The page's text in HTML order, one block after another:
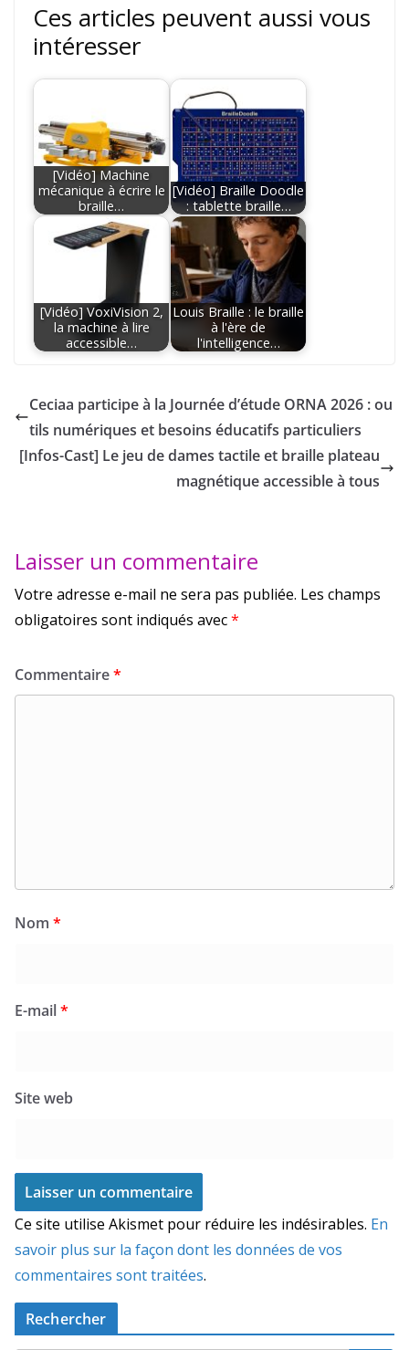
Ces articles peuvent aussi vous
intéresser
[Vidéo] Machine
mécanique à écrire le
braille…
[Vidéo] Braille Doodle
: tablette braille…
[Vidéo] VoxiVision 2,
la machine à lire
accessible…
Louis Braille : le braille
à l'ère de
l'intelligence…
Ceciaa participe à la Journée d’étude ORNA 2026 : ou
tils numériques et besoins éducatifs particuliers
[Infos-Cast] Le jeu de dames tactile et braille plateau
magnétique accessible à tous
Laisser un commentaire
Votre adresse e-mail ne sera pas publiée. Les champs
obligatoires sont indiqués avec*
Commentaire*
Nom *
E-mail*
Site web
Ce site utilise Akismet pour réduire les indésirables. En
savoir plus sur la façon dont les données de vos
commentaires sont traitées.
Rechercher